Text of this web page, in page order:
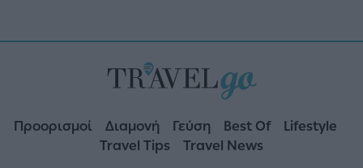
Προορισμοί Διαμονή Γεύση Best Of
Lifestyle
Travel Tips
Travel News